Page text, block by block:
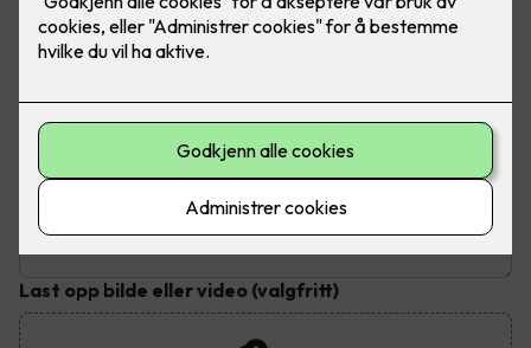
Emne*
Beskrivelse av jobben
Last opp bilde eller video (valgfritt)